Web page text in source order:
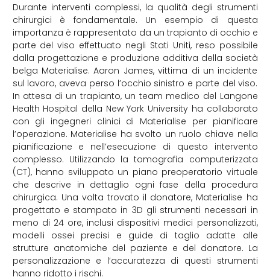
Durante interventi complessi, la qualità degli strumenti
chirurgici è fondamentale. Un esempio di questa
importanza è rappresentato da un trapianto di occhio e
parte del viso effettuato negli Stati Uniti, reso possibile
dalla progettazione e produzione additiva della società
belga Materialise. Aaron James, vittima di un incidente
sul lavoro, aveva perso l’occhio sinistro e parte del viso.
In attesa di un trapianto, un team medico del Langone
Health Hospital della New York University ha collaborato
con gli ingegneri clinici di Materialise per pianificare
l’operazione. Materialise ha svolto un ruolo chiave nella
pianificazione e nell’esecuzione di questo intervento
complesso. Utilizzando la tomografia computerizzata
(CT), hanno sviluppato un piano preoperatorio virtuale
che descrive in dettaglio ogni fase della procedura
chirurgica. Una volta trovato il donatore, Materialise ha
progettato e stampato in 3D gli strumenti necessari in
meno di 24 ore, inclusi dispositivi medici personalizzati,
modelli ossei precisi e guide di taglio adatte alle
strutture anatomiche del paziente e del donatore. La
personalizzazione e l’accuratezza di questi strumenti
hanno ridotto i rischi.